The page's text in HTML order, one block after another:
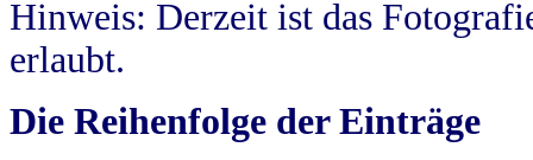
Hinweis: Derzeit ist das
erlaubt.
Die Reihenfolge der Einträge